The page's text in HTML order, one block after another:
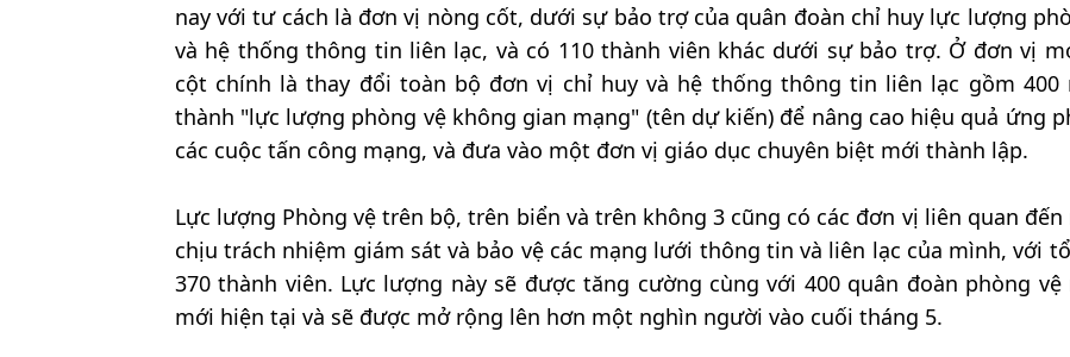
nay với tư cách là đơn vị nòng cốt, dưới sự bảo trợ của quân đoàn chỉ huy lực lượng
và hệ thống thông tin liên lạc, và có 110 thành viên khác dưới sự bảo trợ. Ở đơn vị
cột chính là thay đổi toàn bộ đơn vị chỉ huy và hệ thống thông tin liên lạc gồm 400
thành "lực lượng phòng vệ không gian mạng" (tên dự kiến) để nâng cao hiệu quả ứng
các cuộc tấn công mạng, và đưa vào một đơn vị giáo dục chuyên biệt mới thành lập.
Lực lượng Phòng vệ trên bộ, trên biển và trên không 3 cũng có các đơn vị liên quan đến
chịu trách nhiệm giám sát và bảo vệ các mạng lưới thông tin và liên lạc của mình, với
370 thành viên. Lực lượng này sẽ được tăng cường cùng với 400 quân đoàn phòng vệ
mới hiện tại và sẽ được mở rộng lên hơn một nghìn người vào cuối tháng 5.